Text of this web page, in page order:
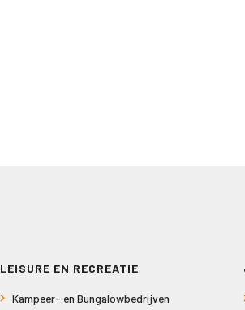
LEISURE EN RECREATIE
Kampeer- en Bungalowbedrijven